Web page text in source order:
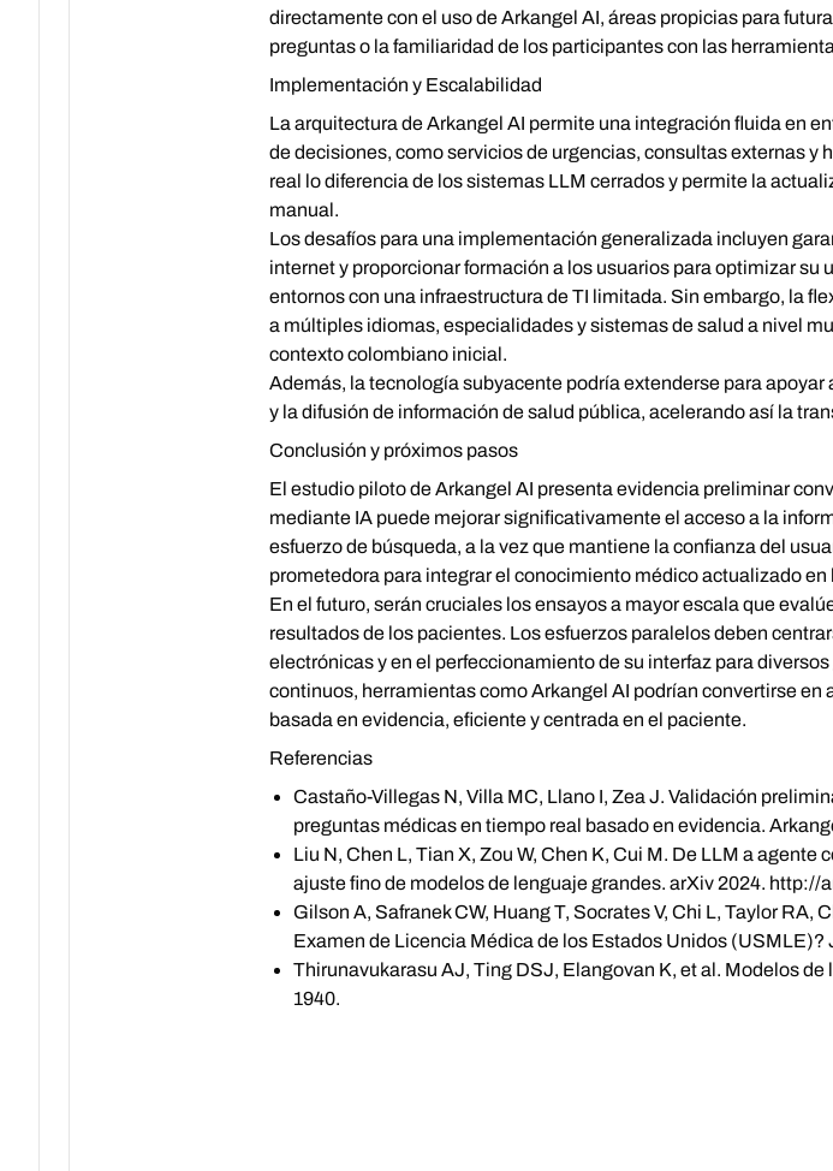
directamente con el uso de Arkangel AI, áreas propicias para
preguntas o la familiaridad de los participantes con las
Implementación y Escalabilidad
La arquitectura de Arkangel AI permite una integración fluida en
de decisiones, como servicios de urgencias, consultas externas
real lo diferencia de los sistemas LLM cerrados y permite la
manual.
Los desafíos para una implementación generalizada incluyen
internet y proporcionar formación a los usuarios para optimizar
entornos con una infraestructura de TI limitada. Sin embargo, la
a múltiples idiomas, especialidades y sistemas de salud a nivel
contexto colombiano inicial.
Además, la tecnología subyacente podría extenderse para
y la difusión de información de salud pública, acelerando así la
Conclusión y próximos pasos
El estudio piloto de Arkangel AI presenta evidencia preliminar
mediante IA puede mejorar significativamente el acceso a la
esfuerzo de búsqueda, a la vez que mantiene la confianza del
prometedora para integrar el conocimiento médico actualizado
En el futuro, serán cruciales los ensayos a mayor escala que
resultados de los pacientes. Los esfuerzos paralelos deben
electrónicas y en el perfeccionamiento de su interfaz para
continuos, herramientas como Arkangel AI podrían convertirse
basada en evidencia, eficiente y centrada en el paciente.
Referencias
Castaño-Villegas N, Villa MC, Llano I, Zea J. Validación
preguntas médicas en tiempo real basado en evidencia.
Liu N, Chen L, Tian X, Zou W, Chen K, Cui M. De LLM a
ajuste fino de modelos de lenguaje grandes. arXiv 2024. http://
Gilson A, Safranek CW, Huang T, Socrates V, Chi L, Taylor
Examen de Licencia Médica de los Estados Unidos (USMLE)?
Thirunavukarasu AJ, Ting DSJ, Elangovan K, et al. Modelos
1940.